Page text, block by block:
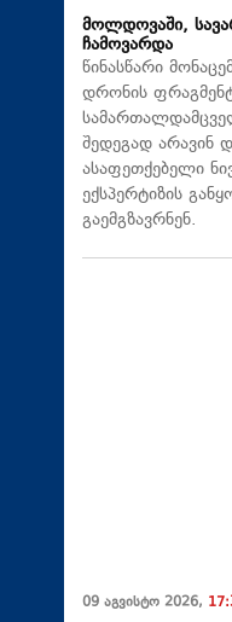
მოლდოვაში,
ჩამოვარდა
წინასწარი
დრონის
შედეგად არავინ
ასაფეთქებელი
ექსპერტიზის
გაემგზავრნენ.
09 აგვისტო 2026,